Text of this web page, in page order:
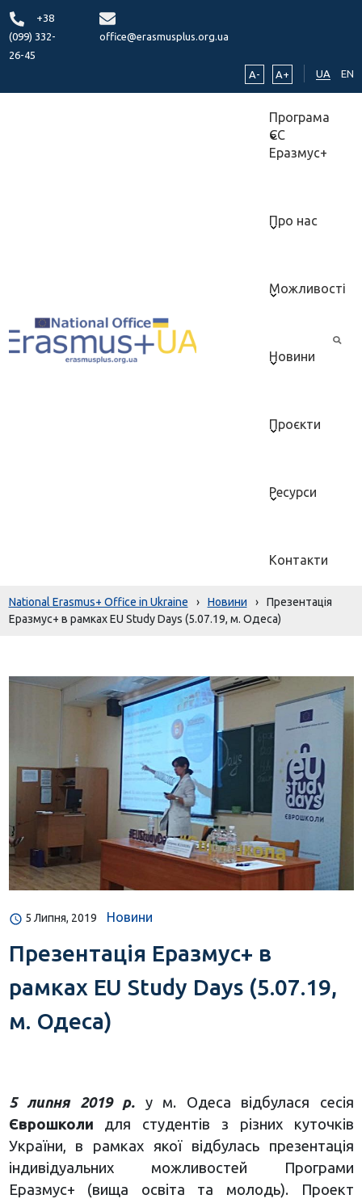
+38
(099) 332-
26-45
office@erasmusplus.org.ua
A- A+ UA EN
Програма
ЄС
Еразмус+
Про нас
Можливості
Новини
Проєкти
Ресурси
Контакти
National Erasmus+ Office in Ukraine › Новини ›
Презентація
Еразмус+ в рамках EU Study Days (5.07.19, м. Одеса)
5 Липня, 2019 Новини
Презентація Еразмус+ в
рамках EU Study Days (5.07.19,
м. Одеса)
5 липня 2019 р. у м. Одеса відбулася сесія
Єврошколи для студентів з різних куточків
України, в рамках якої відбулась презентація
індивідуальних можливостей Програми
Еразмус+ (вища освіта та молодь). Проект